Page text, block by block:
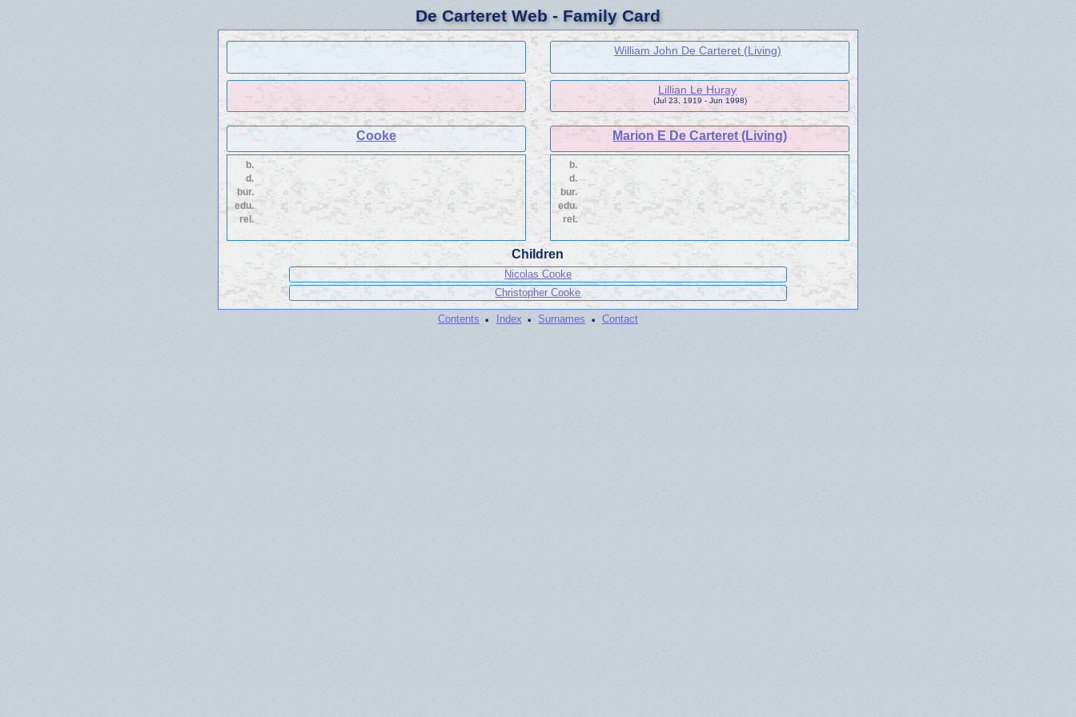
De Carteret Web - Family Card
William John De Carteret (Living)
Lillian Le Huray
(Jul 23, 1919 - Jun 1998)
Cooke Marion E De Carteret (Living)
b.
d.
bur.
edu.
rel.
b.
d.
bur.
edu.
rel.
Children
Nicolas Cooke
Christopher Cooke
Contents · Index · Surnames · Contact